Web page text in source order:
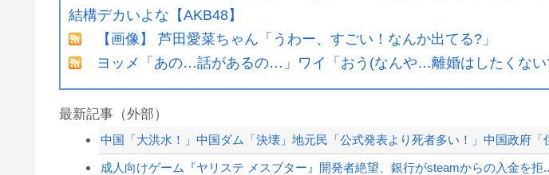
結構デカいよな【AKB48】
【画像】 芦田愛菜ちゃん「うわー、すごい！なんか出てる?」
ヨッメ「あの…話があるの…」ワイ「おう(なんや…離婚はしたくない
最新記事（外部）
中国「大洪水！」中国ダム「決壊」地元民「公式発表より死者多い！」中国政府「
成人向けゲーム『ヤリステ メスブター』開発者絶望、銀行がsteamからの入金を拒